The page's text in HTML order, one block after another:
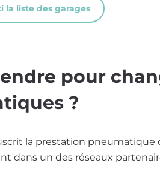
la liste des garages
pour
?
la prestation pneumatique
dans un des réseaux